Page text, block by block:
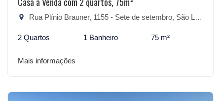
Rua Plínio Brauner, 1155 - Sete de setembro, São Lourenço do Sul-RS
2 Quartos 1 Banheiro 75 m²
Mais informações